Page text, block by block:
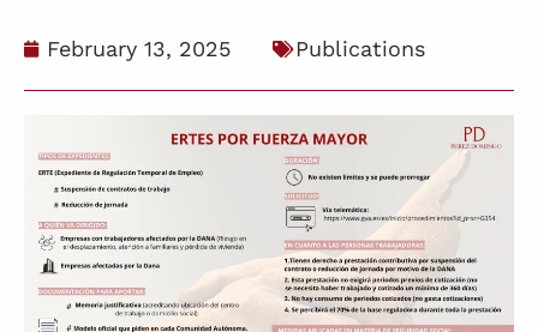
February 13, 2025 Publications